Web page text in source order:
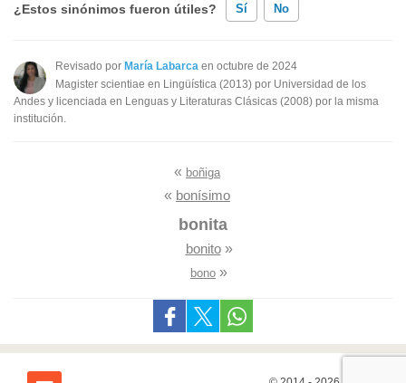
¿Estos sinónimos fueron útiles? Sí No
Existen sinónimos incorrectos
Ninguno de los sinónimos presentados me ayudó
Revisado por María Labarca en octubre de 2024
Magister scientiae en Lingüística (2013) por Universidad de los
Andes y licenciada en Lenguas y Literaturas Clásicas (2008) por la misma
institución.
« boñiga
« bonísimo
bonita
bonito»
bono »